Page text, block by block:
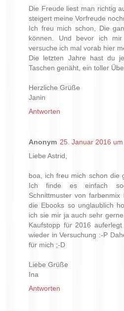
Die Freude liest man richtig
steigert meine Vorfreude
Ich freu mich schon, Die
können. Und bevor ich
versuche ich mal vorab hier
Die letzten Jahre hast du
Taschen genäht, ein toller
Herzliche Grüße
Janin
Antworten
Anonym 25. Januar 2016
Liebe Astrid,
boa, ich freu mich schon die
Ich finde es einfach
Schnittmuster von
die Ebooks so unglaublich
ich sie mir ja auch sehr
Kaufstopp für 2016
wieder in Versuchung :-P
für mich ;-D
Liebe Grüße
Ina
Antworten